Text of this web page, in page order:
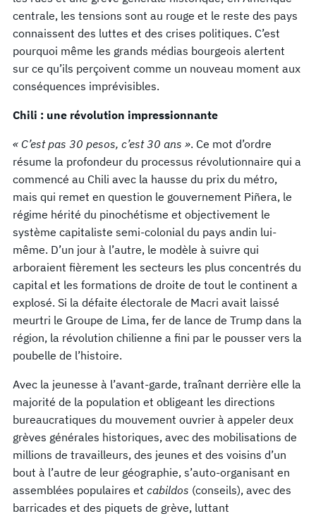
centrale, les tensions sont au rouge et le reste des pays
connaissent des luttes et des crises politiques. C’est
pourquoi même les grands médias bourgeois alertent
sur ce qu’ils perçoivent comme un nouveau moment aux
conséquences imprévisibles.
Chili : une révolution impressionnante
« C’est pas 30 pesos, c’est 30 ans ». Ce mot d’ordre
résume la profondeur du processus révolutionnaire qui a
commencé au Chili avec la hausse du prix du métro,
mais qui remet en question le gouvernement Piñera, le
régime hérité du pinochétisme et objectivement le
système capitaliste semi-colonial du pays andin lui-
même. D’un jour à l’autre, le modèle à suivre qui
arboraient fièrement les secteurs les plus concentrés du
capital et les formations de droite de tout le continent a
explosé. Si la défaite électorale de Macri avait laissé
meurtri le Groupe de Lima, fer de lance de Trump dans la
région, la révolution chilienne a fini par le pousser vers la
poubelle de l’histoire.
Avec la jeunesse à l’avant-garde, traînant derrière elle la
majorité de la population et obligeant les directions
bureaucratiques du mouvement ouvrier à appeler deux
grèves générales historiques, avec des mobilisations de
millions de travailleurs, des jeunes et des voisins d’un
bout à l’autre de leur géographie, s’auto-organisant en
assemblées populaires et cabildos (conseils), avec des
barricades et des piquets de grève, luttant